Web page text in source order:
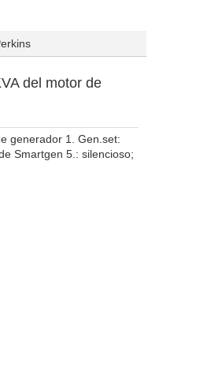
del motor de
generador 1. Gen.set:
Smartgen 5.: silencioso;